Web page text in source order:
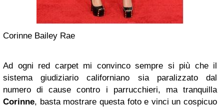
Corinne Bailey Rae
Ad ogni red carpet mi convinco sempre si più che il
sistema giudiziario californiano sia paralizzato dal
numero di cause contro i parrucchieri, ma tranquilla
Corinne, basta mostrare questa foto e vinci un cospicuo